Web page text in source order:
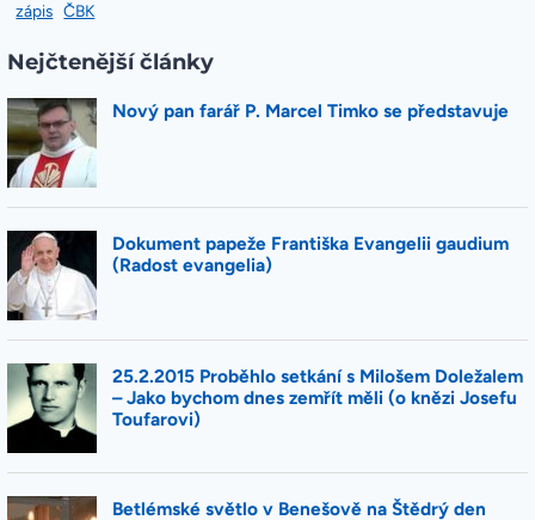
zápis ČBK
Nejčtenější články